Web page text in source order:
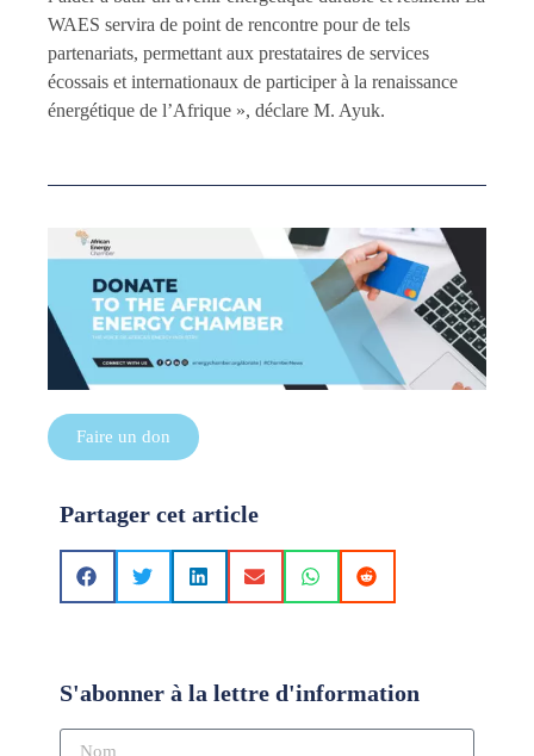
WAES servira de point de rencontre pour de tels
partenariats, permettant aux prestataires de services
écossais et internationaux de participer à la renaissance
énergétique de l’Afrique », déclare M. Ayuk.
Faire un don
Partager cet article
S'abonner à la lettre d'information